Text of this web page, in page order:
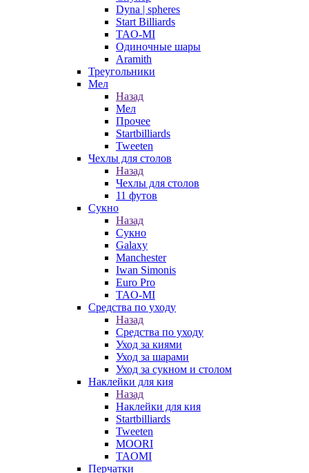
Dyna | spheres
Start Billiards
TAO-MI
Одиночные шары
Aramith
Треугольники
Мел
Назад
Мел
Прочее
Startbilliards
Tweeten
Чехлы для столов
Назад
Чехлы для столов
11 футов
Сукно
Назад
Сукно
Galaxy
Manchester
Iwan Simonis
Euro Pro
TAO-MI
Средства по уходу
Назад
Средства по уходу
Уход за киями
Уход за шарами
Уход за сукном и столом
Наклейки для кия
Назад
Наклейки для кия
Startbilliards
Tweeten
MOORI
TAOMI
Перчатки